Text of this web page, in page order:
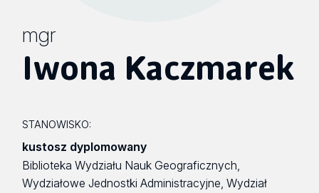
mgr
Iwona Kaczmarek
STANOWISKO:
kustosz dyplomowany
Biblioteka Wydziału Nauk Geograficznych,
Wydziałowe Jednostki Administracyjne, Wydział